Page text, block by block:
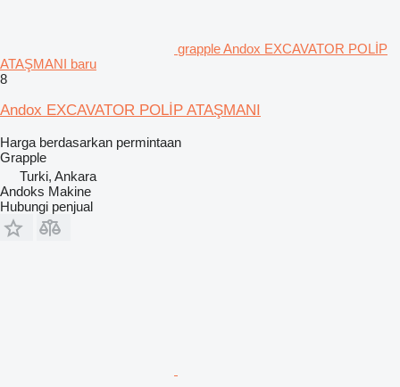
grapple Andox EXCAVATOR POLİP
ATAŞMANI baru
8
Andox EXCAVATOR POLİP ATAŞMANI
Harga berdasarkan permintaan
Grapple
Turki, Ankara
Andoks Makine
Hubungi penjual